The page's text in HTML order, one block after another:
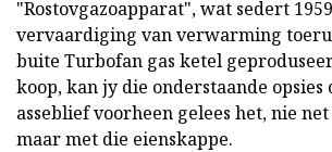
"Rostovgazoapparat", wat sedert
vervaardiging van verwarming
buite Turbofan gas ketel
koop, kan jy die onderstaande opsies
asseblief voorheen gelees het, nie
maar met die eienskappe.